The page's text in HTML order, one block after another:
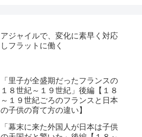
アジャイルで、変化に素早く対応
しフラットに働く
「里子が全盛期だったフランスの
１８世紀～１９世紀」後編【１８
～１９世紀ごろのフランスと日本
の子供の育て方の違い】
「幕末に来た外国人が日本は子供